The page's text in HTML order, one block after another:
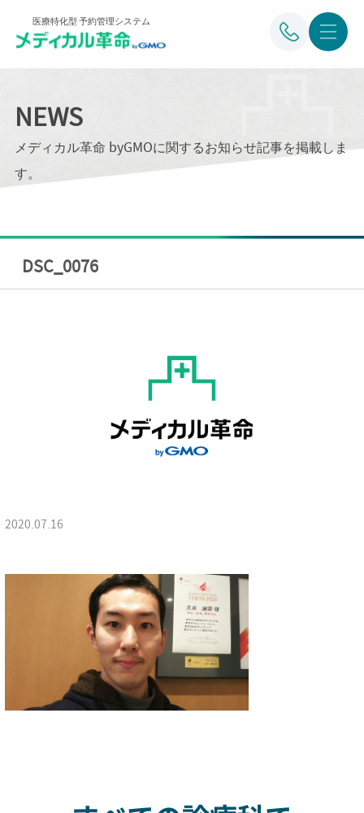
医療特化型 予約管理システム
NEWS
メディカル革命 byGMOに関するお知らせ記事を掲載しま
す。
DSC_0076
2020.07.16